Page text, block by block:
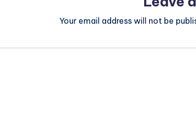
Your email address will not be